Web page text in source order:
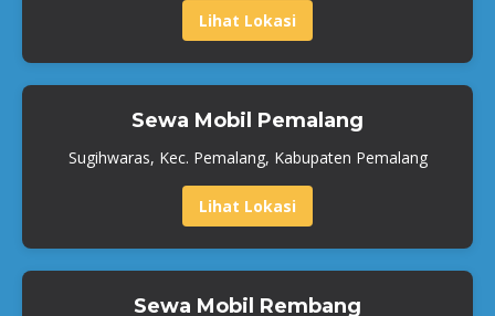
Lihat Lokasi
Sewa Mobil Pemalang
Sugihwaras, Kec. Pemalang, Kabupaten Pemalang
Lihat Lokasi
Sewa Mobil Rembang